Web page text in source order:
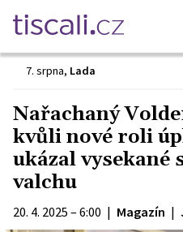
7. srpna, Lada
Nařachaný
kvůli nové roli
ukázal vysekané
valchu
20. 4. 2025 – 6:00 | Magazín |